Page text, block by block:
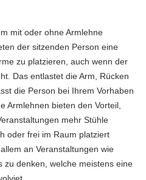
mit oder ohne Armlehne
der sitzenden Person eine
zu platzieren, auch wenn der
Das entlastet die Arm, Rücken
die Person bei Ihrem Vorhaben
Armlehnen bieten den Vorteil,
mehr Stühle
oder frei im Raum platziert
an Veranstaltungen wie
zu denken, welche meistens eine